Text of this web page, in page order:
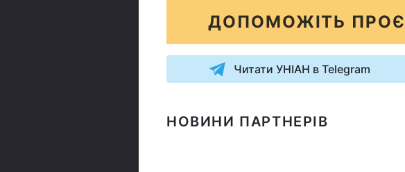
ДОПОМОЖІТЬ
Читати УНІАН в Telegram
НОВИНИ ПАРТНЕРІВ